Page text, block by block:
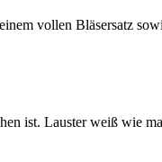
vollen Bläsersatz
ist. Lauster weiß wie